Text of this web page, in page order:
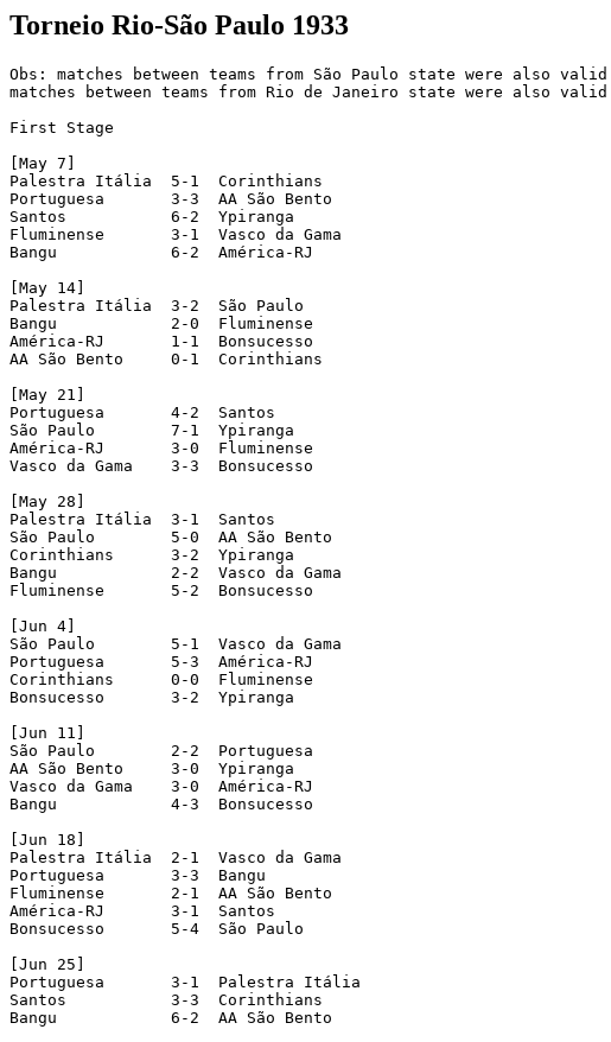
Torneio Rio-São Paulo 1933
Obs: matches between teams from São Paulo state were also
matches between teams from Rio de Janeiro state were also
First Stage
[May 7]
Palestra Itália  5-1  Corinthians
Portuguesa       3-3  AA São Bento
Santos           6-2  Ypiranga
Fluminense       3-1  Vasco da Gama
Bangu            6-2  América-RJ
[May 14]
Palestra Itália  3-2  São Paulo
Bangu            2-0  Fluminense
América-RJ       1-1  Bonsucesso
AA São Bento     0-1  Corinthians
[May 21]
Portuguesa       4-2  Santos
São Paulo        7-1  Ypiranga
América-RJ       3-0  Fluminense
Vasco da Gama    3-3  Bonsucesso
[May 28]
Palestra Itália  3-1  Santos
São Paulo        5-0  AA São Bento
Corinthians      3-2  Ypiranga
Bangu            2-2  Vasco da Gama
Fluminense       5-2  Bonsucesso
[Jun 4]
São Paulo        5-1  Vasco da Gama
Portuguesa       5-3  América-RJ
Corinthians      0-0  Fluminense
Bonsucesso       3-2  Ypiranga
[Jun 11]
São Paulo        2-2  Portuguesa
AA São Bento     3-0  Ypiranga
Vasco da Gama    3-0  América-RJ
Bangu            4-3  Bonsucesso
[Jun 18]
Palestra Itália  2-1  Vasco da Gama
Portuguesa       3-3  Bangu
Fluminense       2-1  AA São Bento
América-RJ       3-1  Santos
Bonsucesso       5-4  São Paulo
[Jun 25]
Portuguesa       3-1  Palestra Itália
Santos           3-3  Corinthians
Bangu            6-2  AA São Bento